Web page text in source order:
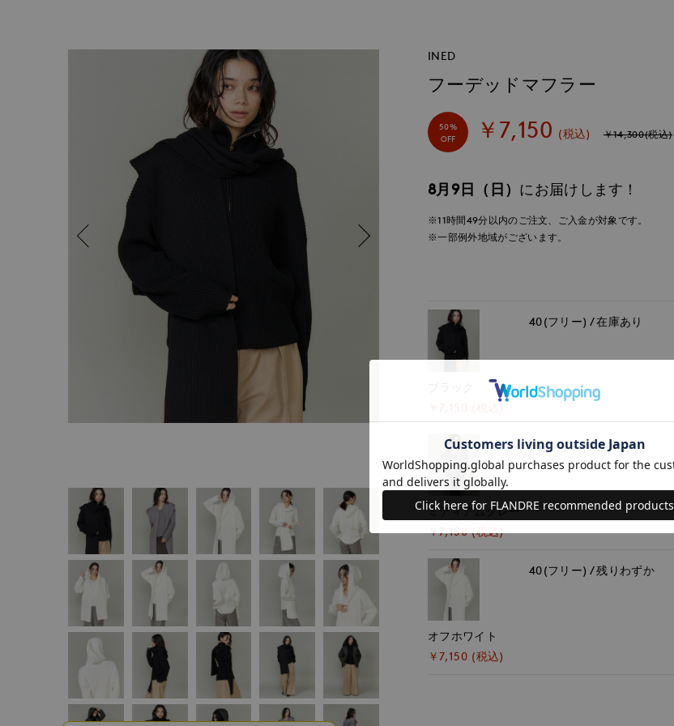
INED
フーデッドマフラー
50%
OFF
￥7,150 (税込) ￥14,300(税込)
8月9日（日） にお届けします！
※11時間49分以内のご注文、ご入金が対象です。
※一部例外地域がございます。
40(フリー) 在庫あり
ミディアムグレー
￥7,150 (税込)
40(フリー) 在庫あり
オフホワイト
￥7,150 (税込)
40(フリー) 残りわずか